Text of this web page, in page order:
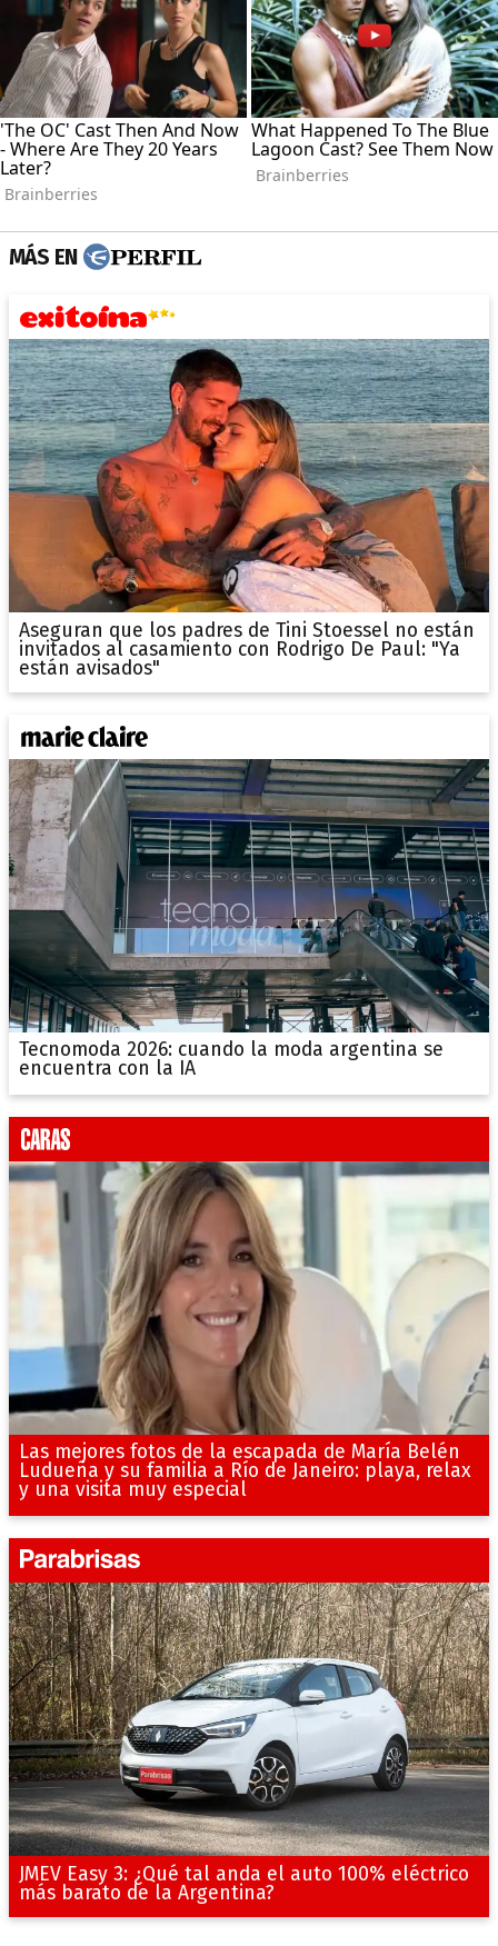
MÁS EN
Aseguran que los padres de Tini Stoessel no están
invitados al casamiento con Rodrigo De Paul: "Ya
están avisados"
Tecnomoda 2026: cuando la moda argentina se
encuentra con la IA
Las mejores fotos de la escapada de María Belén
Ludueña y su familia a Río de Janeiro: playa, relax
y una visita muy especial
JMEV Easy 3: ¿Qué tal anda el auto 100% eléctrico
más barato de la Argentina?